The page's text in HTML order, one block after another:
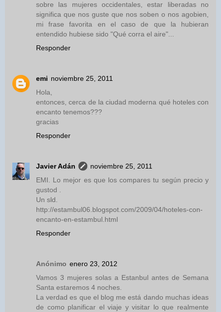
sobre las mujeres occidentales, estar liberadas no
significa que nos guste que nos soben o nos agobien,
mi frase favorita en el caso de que la hubieran
entendido hubiese sido "Qué corra el aire"...
Responder
emi noviembre 25, 2011
Hola,
entonces, cerca de la ciudad moderna qué hoteles con
encanto tenemos???
gracias
Responder
Javier Adán
noviembre 25, 2011
EMI. Lo mejor es que los compares tu según precio y
gustod .
Un sld.
http://estambul06.blogspot.com/2009/04/hoteles-con-
encanto-en-estambul.html
Responder
Anónimo enero 23, 2012
Vamos 3 mujeres solas a Estanbul antes de Semana
Santa estaremos 4 noches.
La verdad es que el blog me está dando muchas ideas
de como planificar el viaje y visitar lo que realmente